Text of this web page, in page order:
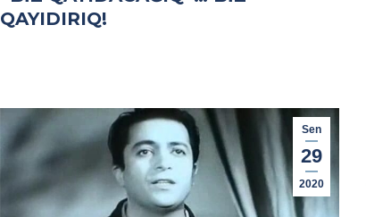
QAYIDIRIQ!
Sen
29
2020